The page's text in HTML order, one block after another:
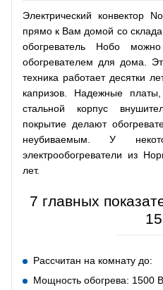
Электрический конвектор
прямо к Вам домой со
обогреватель Нобо
обогревателем для дома.
техника работает десятки
капризов. Надежные
стальной корпус
покрытие делают
неубиваемым. У
электрообогреватели из
лет.
7 главных
Рассчитан на комнату до:
Мощность обогрева: 1500